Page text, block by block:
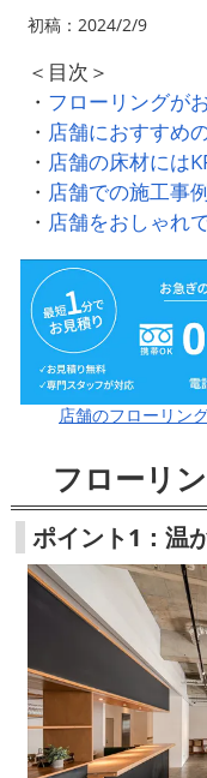
初稿：2024/2/9
＜目次＞
・ フローリングが
・ 店舗におすすめ
・ 店舗の床材には
・ 店舗での施工事
・ 店舗をおしゃれ
店舗のフローリン
フローリ
ポイント1：温